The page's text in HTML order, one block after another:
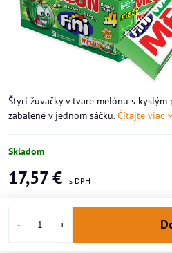
Štyri žuvačky v tvare melónu s kyslým
zabalené v jednom sáčku.Čítajte viac
Skladom
17,57 €